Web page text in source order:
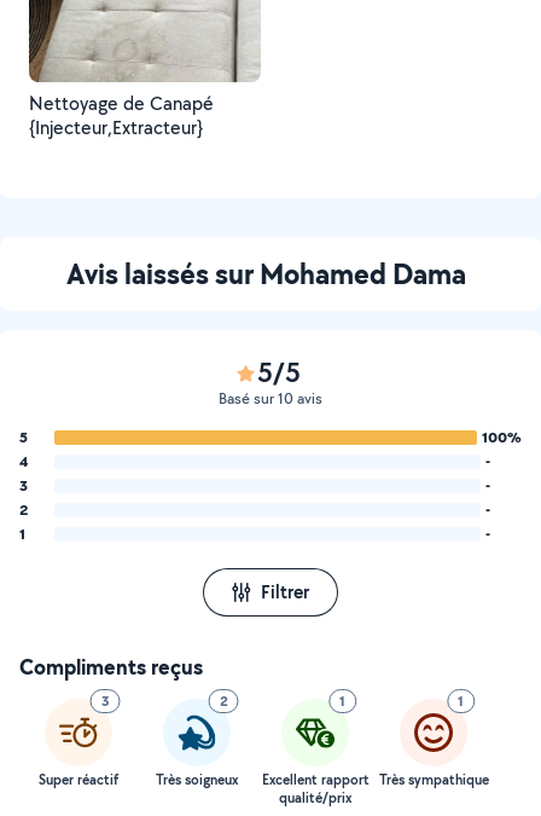
Nettoyage de Canapé
{Injecteur,Extracteur}
Avis laissés sur Mohamed Dama
5/5
Basé sur 10 avis
5
100%
4
-
3
-
2
-
1
-
Filtrer
Compliments reçus
3
Super réactif
2
Très soigneux
1
Excellent rapport
qualité/prix
1
Très sympathique